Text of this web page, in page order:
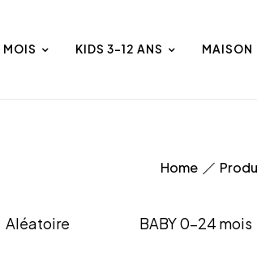
KIDS 3-12 ANS MAISON
Home
Aléatoire BABY 0-24 mois